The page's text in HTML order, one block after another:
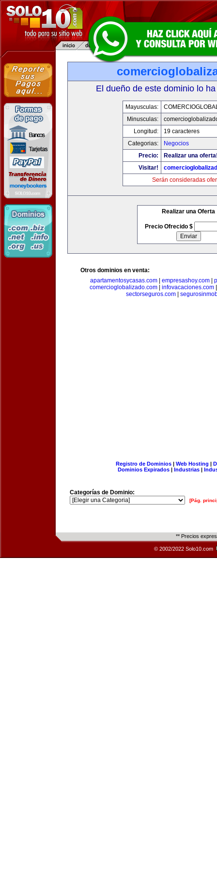
El dueño de este dominio lo
Mayusculas:
Minusculas:
Longitud:
19 caracteres
Categorias:
Negocios
Precio:
Realizar una
Visitar!
Serán consideradas
Realizar una Oferta
Precio Ofrecido $
Otros dominios en venta:
apartamentosycasas.com| empresashoy.com|
comercioglobalizado.com
infovacaciones.com
sectorseguros.com
Registro de Dominios| Web Hosting |
Dominios Expirados | Industrias |
Categorías de Dominio:
[Pág.
** Precios
© 2002/2022 Solo10.com